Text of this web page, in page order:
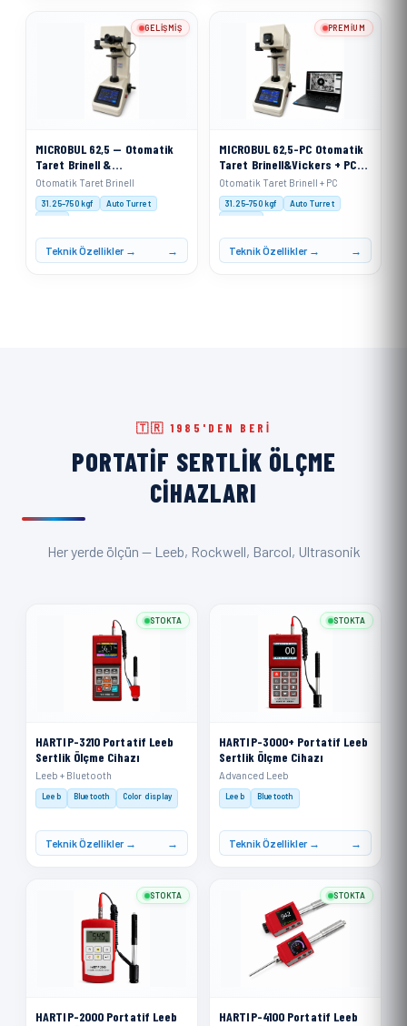
MICROBUL 62,5 — Otomatik
Taret Brinell &
VickersSertlik Ölçme Cihazı
Otomatik Taret Brinell
31.25–750 kgf
Auto Turret
XACT
Teknik Özellikler →
GELIŞMIŞ
MICROBUL 62,5-PC Otomatik
Taret Brinell&Vickers + PC
Sertlik Ölçme Cihazı
Otomatik Taret Brinell + PC
31.25–750 kgf
Auto Turret
XACT PC
Teknik Özellikler →
PREMIUM
🇹🇷 1985'DEN BERI
PORTATIF SERTLIK ÖLÇME
CIHAZLARI
Her yerde ölçün — Leeb, Rockwell, Barcol, Ultrasonik
HARTIP-3210 Portatif Leeb
Sertlik Ölçme Cihazı
Leeb + Bluetooth
Leeb Bluetooth Color display
Teknik Özellikler →
STOKTA
HARTIP-3000+ Portatif Leeb
Sertlik Ölçme Cihazı
Advanced Leeb
Leeb Bluetooth
Teknik Özellikler →
STOKTA
HARTIP-2000 Portatif Leeb
STOKTA
HARTIP-4100 Portatif Leeb
STOKTA